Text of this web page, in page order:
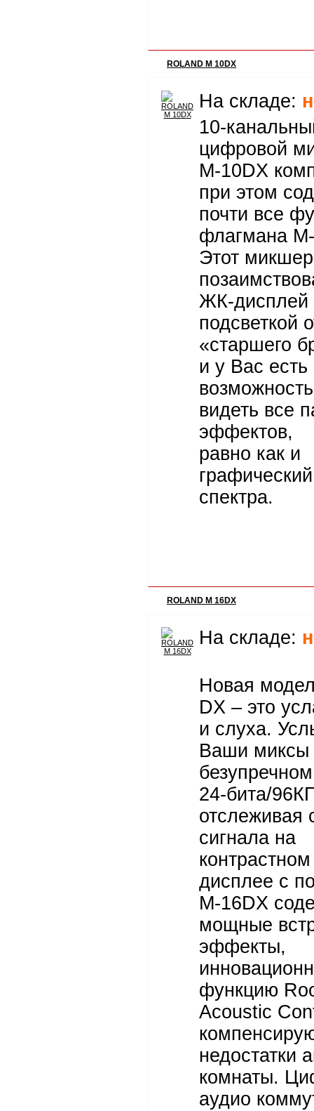
ROLAND M 10DX
На складе:
10-
цифровой
M-10DX
при этом
почти все
флагмана
Этот
ЖК-дисплей
подсветкой
«старшего
и у Вас есть
возможность
видеть все
эффектов,
равно как и
спектра.
ROLAND M 16DX
На складе:
Новая
DX – это
и слуха.
Ваши миксы
24-бита/
отслеживая
сигнала на
дисплее с
M-16DX
мощные
эффекты,
функцию
Acoustic
недостатки
комнаты.
аудио